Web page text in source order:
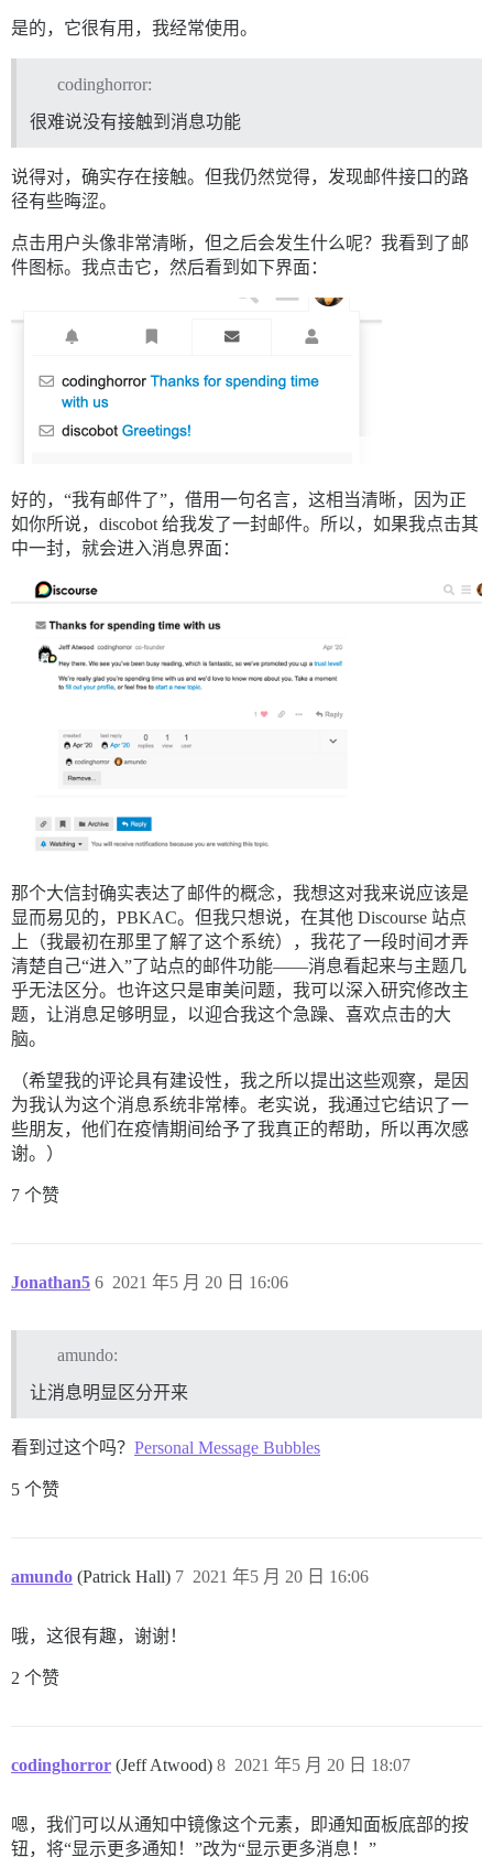
是的，它很有用，我经常使用。
codinghorror:
很难说没有接触到消息功能
说得对，确实存在接触。但我仍然觉得，发现邮件接口的路
径有些晦涩。
点击用户头像非常清晰，但之后会发生什么呢？我看到了邮
件图标。我点击它，然后看到如下界面：
好的，“我有邮件了”，借用一句名言，这相当清晰，因为正
如你所说，discobot 给我发了一封邮件。所以，如果我点击其
中一封，就会进入消息界面：
那个大信封确实表达了邮件的概念，我想这对我来说应该是
显而易见的，PBKAC。但我只想说，在其他 Discourse 站点
上（我最初在那里了解了这个系统），我花了一段时间才弄
清楚自己“进入”了站点的邮件功能——消息看起来与主题几
乎无法区分。也许这只是审美问题，我可以深入研究修改主
题，让消息足够明显，以迎合我这个急躁、喜欢点击的大
脑。
（希望我的评论具有建设性，我之所以提出这些观察，是因
为我认为这个消息系统非常棒。老实说，我通过它结识了一
些朋友，他们在疫情期间给予了我真正的帮助，所以再次感
谢。）
7 个赞
Jonathan5 2021 年5 月 20 日 16:06
6
amundo:
让消息明显区分开来
看到过这个吗？ Personal Message Bubbles
5 个赞
amundo (Patrick Hall) 2021 年5 月 20 日 16:06
7
哦，这很有趣，谢谢！
2 个赞
codinghorror (Jeff Atwood) 2021 年5 月 20 日 18:07
8
嗯，我们可以从通知中镜像这个元素，即通知面板底部的按
钮，将“显示更多通知！”改为“显示更多消息！”